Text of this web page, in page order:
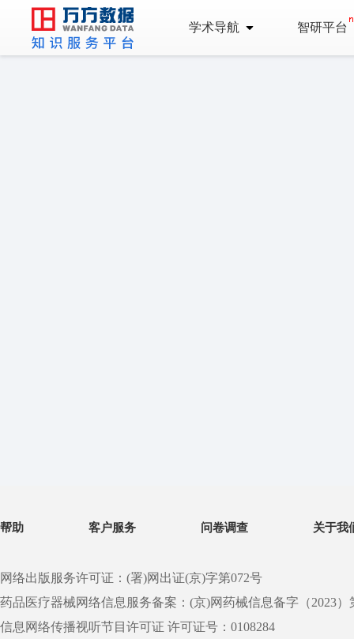
学术导航 智研平台
帮助 客户服务 问卷调查 关于我
网络出版服务许可证：(署)网出证(京)字第072号
药品医疗器械网络信息服务备案：(京)网药械信息备字（2023）
信息网络传播视听节目许可证 许可证号：0108284